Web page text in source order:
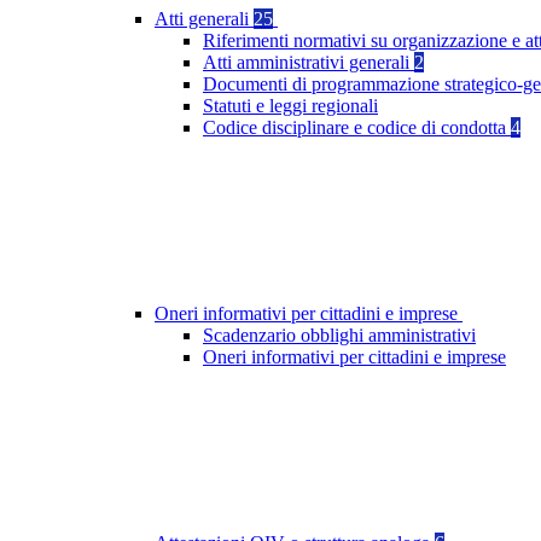
Atti generali 25
Riferimenti normativi su organizzazione e
Atti amministrativi generali 2
Documenti di programmazione strategico-
Statuti e leggi regionali
Codice disciplinare e codice di condotta 4
Oneri informativi per cittadini e imprese
Scadenzario obblighi amministrativi
Oneri informativi per cittadini e imprese